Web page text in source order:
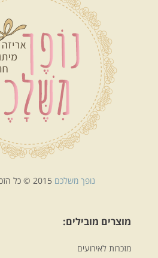
נופך משלכם
מוצרים מובילים:
מזכרות לאירועים